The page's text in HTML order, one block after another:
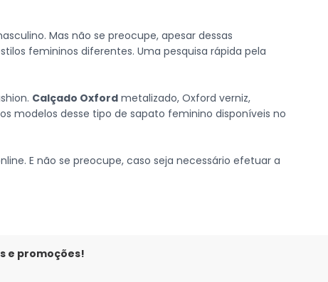
Mas não se preocupe, apesar dessas
femininos diferentes. Uma pesquisa rápida pela
Calçado Oxford metalizado, Oxford verniz,
modelos desse tipo de sapato feminino disponíveis no
E não se preocupe, caso seja necessário efetuar a
e promoções!